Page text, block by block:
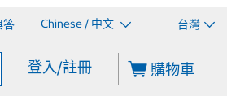
答 Chinese / 中文 台灣
登入/註冊 購物車